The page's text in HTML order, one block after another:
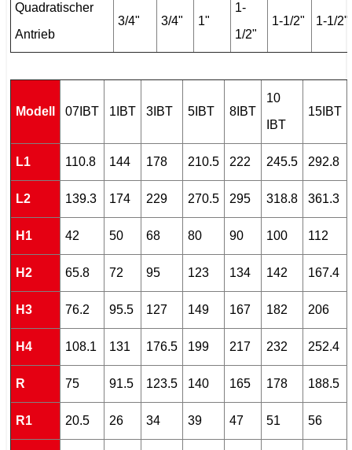
Quadratischer
Antrieb
3/4" 3/4" 1"
1-
1/2"
1-1/2" 1-1/2"
Modell 07IBT 1IBT 3IBT 5IBT 8IBT
10
IBT
15IBT
L1 110.8 144 178 210.5 222 245.5 292.8
L2 139.3 174 229 270.5 295 318.8 361.3
H1 42 50 68 80 90 100 112
H2 65.8 72 95 123 134 142 167.4
H3 76.2 95.5 127 149 167 182 206
H4 108.1 131 176.5 199 217 232 252.4
R 75 91.5 123.5 140 165 178 188.5
R1 20.5 26 34 39 47 51 56